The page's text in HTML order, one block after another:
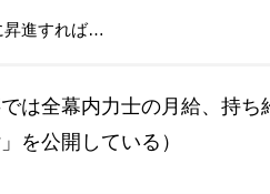
昇進すれば…
では全幕内力士の月給、持
を公開している）